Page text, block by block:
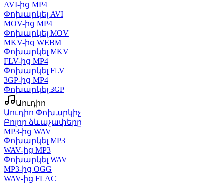
AVI-ից MP4
Փոխարկել AVI
MOV-ից MP4
Փոխարկել MOV
MKV-ից WEBM
Փոխարկել MKV
FLV-ից MP4
Փոխարկել FLV
3GP-ից MP4
Փոխարկել 3GP
Աուդիո
Աուդիո Փոխարկիչ
Բոլոր ձևաչափերը
MP3-ից WAV
Փոխարկել MP3
WAV-ից MP3
Փոխարկել WAV
MP3-ից OGG
WAV-ից FLAC